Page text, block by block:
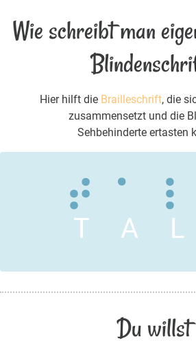
Wie schreibt man
Hier hilft die Brailleschrift, die
zusammensetzt und die
Sehbehinderte ertasten
T A L
Du willst